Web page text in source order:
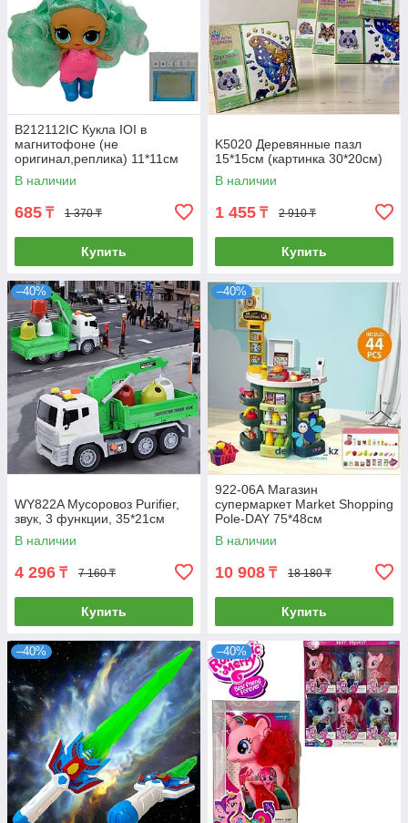
B212112IC Кукла IOI в
магнитофоне (не
оригинал,реплика) 11*11см
В наличии
685 ₸ 1 370 ₸
Купить
K5020 Деревянные пазл
15*15см (картинка 30*20см)
В наличии
1 455 ₸ 2 910 ₸
Купить
–40%
WY822A Мусоровоз Purifier,
звук, 3 функции, 35*21см
В наличии
4 296 ₸ 7 160 ₸
Купить
–40%
922-06А Магазин
супермаркет Market Shopping
Pole-DAY 75*48см
В наличии
10 908 ₸ 18 180 ₸
Купить
–40% –40%